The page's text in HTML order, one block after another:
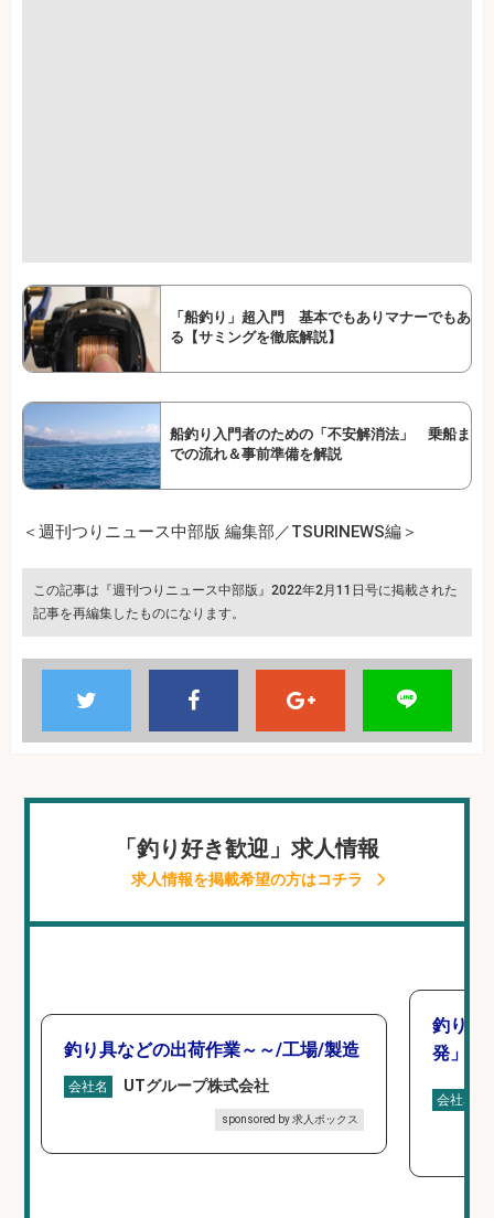
「船釣り」超入門 基本でもありマナーでもあ
る【サミングを徹底解説】
船釣り入門者のための「不安解消法」 乗船ま
での流れ＆事前準備を解説
＜週刊つりニュース中部版 編集部／TSURINEWS編＞
この記事は『週刊つりニュース中部版』2022年2月11日号に掲載された
記事を再編集したものになります。
「釣り好き歓迎」求人情報
求人情報を掲載希望の方はコチラ
釣り具などの出荷作業～～/工場/製造
会社名 UTグループ株式会社
sponsored by 求人ボックス
釣り好
発」/
会社名